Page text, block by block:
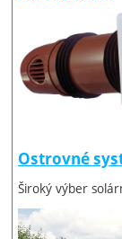
Ostrovné
Široký výber